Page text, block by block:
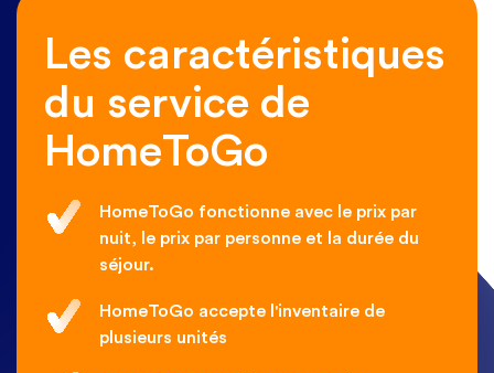
Les caractéristiques
du service de
HomeToGo
HomeToGo fonctionne avec le prix par
nuit, le prix par personne et la durée du
séjour.
HomeToGo accepte l'inventaire de
plusieurs unités